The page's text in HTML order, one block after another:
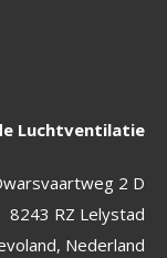
Luchtventilatie
2 D
8243 RZ Lelystad
Nederland